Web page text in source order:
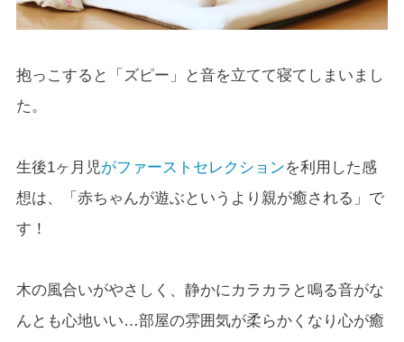
抱っこすると「ズピー」と音を立てて寝てしまいまし
た。
生後1ヶ月児がファーストセレクションを利用した感
想は、「赤ちゃんが遊ぶというより親が癒される」で
す！
木の風合いがやさしく、静かにカラカラと鳴る音がな
んとも心地いい…部屋の雰囲気が柔らかくなり心が癒